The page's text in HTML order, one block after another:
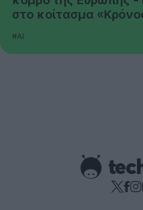
στο κοίτασμα
#AI